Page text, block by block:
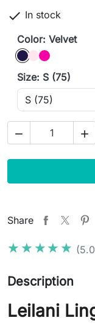
 In stock
Color: Velvet
Velvet
blushberry
Size: S (75)
 
Share
★★★★★
★★★★★
Description
Leilani